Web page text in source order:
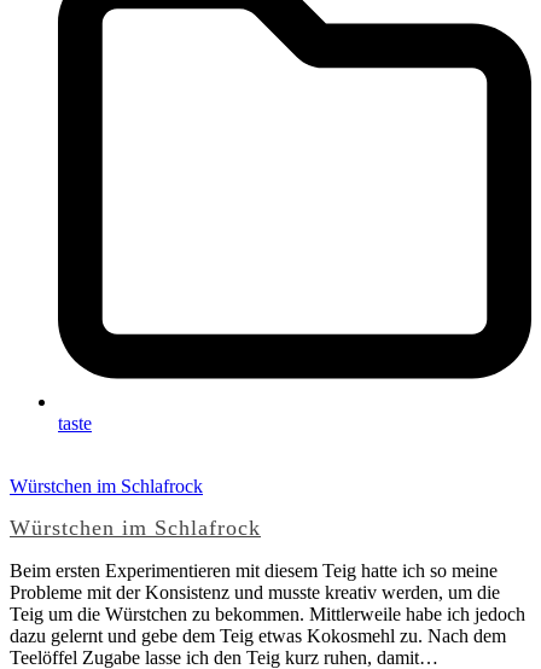
taste
Würstchen im Schlafrock
Würstchen im Schlafrock
Beim ersten Experimentieren mit diesem Teig hatte ich so meine
Probleme mit der Konsistenz und musste kreativ werden, um die
Teig um die Würstchen zu bekommen. Mittlerweile habe ich jedoch
dazu gelernt und gebe dem Teig etwas Kokosmehl zu. Nach dem
Teelöffel Zugabe lasse ich den Teig kurz ruhen, damit…